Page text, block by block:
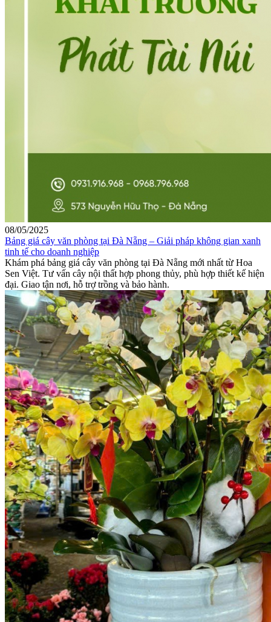
08/05/2025
Bảng giá cây văn phòng tại Đà Nẵng – Giải pháp không gian xanh
tinh tế cho doanh nghiệp
Khám phá bảng giá cây văn phòng tại Đà Nẵng mới nhất từ Hoa
Sen Việt. Tư vấn cây nội thất hợp phong thủy, phù hợp thiết kế hiện
đại. Giao tận nơi, hỗ trợ trồng và bảo hành.